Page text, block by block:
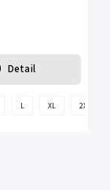
Detail
L XL 2XL